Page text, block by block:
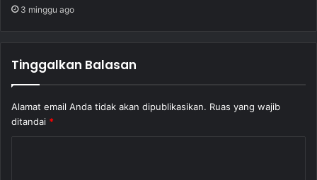
3 minggu ago
Tinggalkan Balasan
Alamat email Anda tidak akan dipublikasikan. Ruas yang wajib
ditandai *